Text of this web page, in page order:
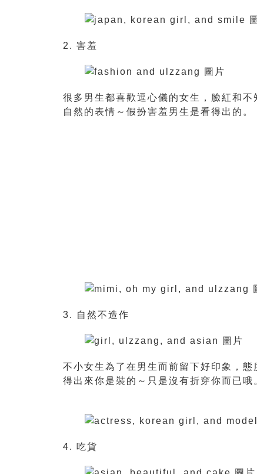
2. 害羞
很多男生都喜歡逗心儀的女生，臉紅和
自然的表情～假扮害羞男生是看得出的。
3. 自然不造作
不小女生為了在男生而前留下好印象，
得出來你是裝的～只是沒有折穿你而已哦
4. 吃貨